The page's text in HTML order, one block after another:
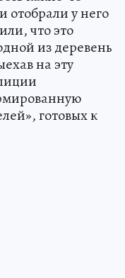
у него
что это
из деревень
на эту
готовых к